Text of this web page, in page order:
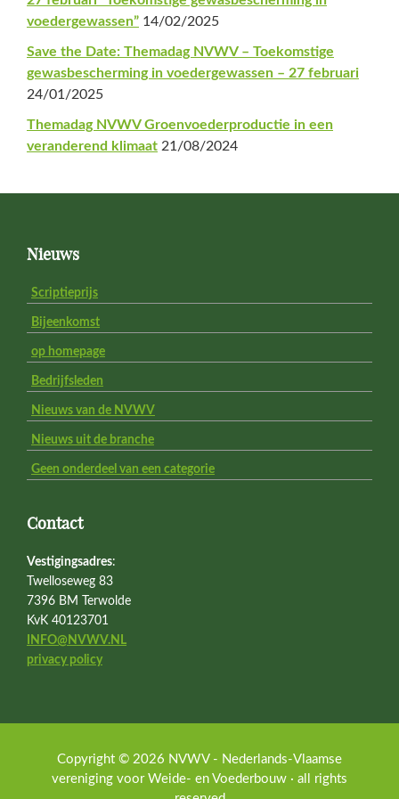
voedergewassen” 14/02/2025
Save the Date: Themadag NVWV – Toekomstige
gewasbescherming in voedergewassen – 27 februari
24/01/2025
Themadag NVWV Groenvoederproductie in een
veranderend klimaat 21/08/2024
FooterNieuws
Scriptieprijs
Bijeenkomst
op homepage
Bedrijfsleden
Nieuws van de NVWV
Nieuws uit de branche
Geen onderdeel van een categorie
Contact
Vestigingsadres:
Twelloseweg 83
7396 BM Terwolde
KvK 40123701
INFO@NVWV.NL
privacy policy
Copyright © 2026 NVWV - Nederlands-Vlaamse
vereniging voor Weide- en Voederbouw · all rights